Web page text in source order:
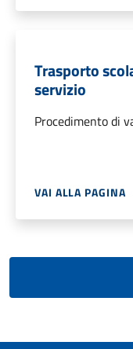
Trasporto
servizio
Procedimento di
VAI ALLA PAGINA